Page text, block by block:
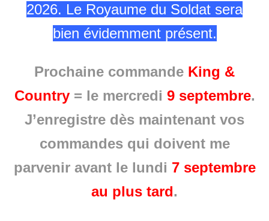
2026. Le Royaume du Soldat sera
bien évidemment présent.
Prochaine commande King &
Country = le mercredi 9 septembre.
J’enregistre dès maintenant vos
commandes qui doivent me
parvenir avant le lundi 7 septembre
au plus tard.